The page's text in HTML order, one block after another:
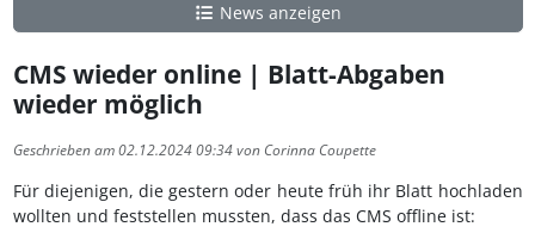
News anzeigen
CMS wieder online | Blatt-Abgaben
wieder möglich
Geschrieben am 02.12.2024 09:34 von Corinna Coupette
Für diejenigen, die gestern oder heute früh ihr Blatt hochladen
wollten und feststellen mussten, dass das CMS offline ist: